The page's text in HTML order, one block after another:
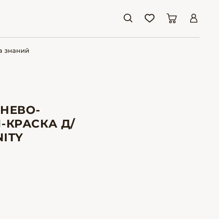
знаний
КРАСКА Д/